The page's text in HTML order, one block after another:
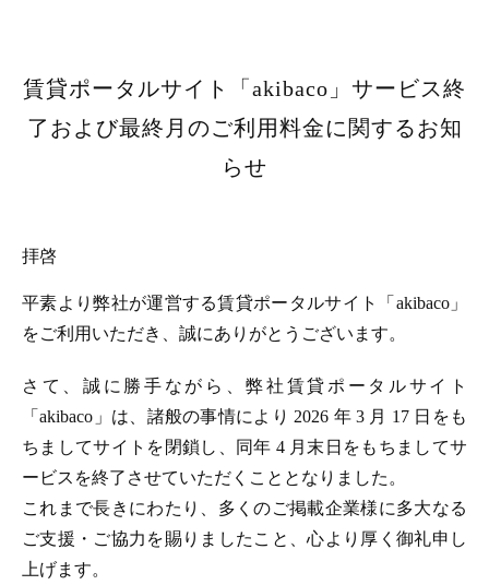
賃貸ポータルサイト「akibaco」サービス終
了および最終月のご利用料金に関するお知
らせ
拝啓
平素より弊社が運営する賃貸ポータルサイト「akibaco」
をご利用いただき、誠にありがとうございます。
さて、誠に勝手ながら、弊社賃貸ポータルサイト
「akibaco」は、諸般の事情により 2026 年 3 月 17 日をも
ちましてサイトを閉鎖し、同年 4 月末日をもちましてサ
ービスを終了させていただくこととなりました。
これまで長きにわたり、多くのご掲載企業様に多大なる
ご支援・ご協力を賜りましたこと、心より厚く御礼申し
上げます。